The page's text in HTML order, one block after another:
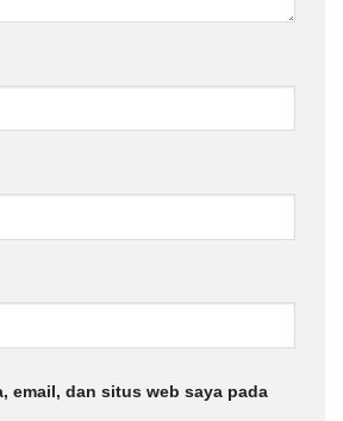
email, dan situs web saya pada